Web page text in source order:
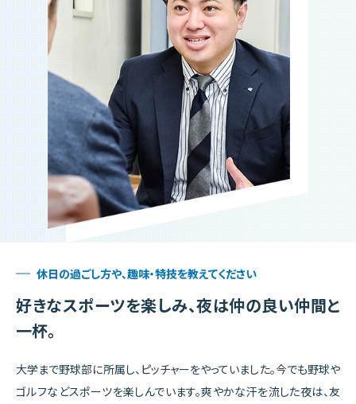
休日の過ごし方や、趣味・特技を教えてください
好きなスポーツを楽しみ、夜は仲の良い仲間と
一杯。
大学まで野球部に所属し、ピッチャーをやっていました。今でも野球や
ゴルフなどスポーツを楽しんでいます。爽やかな汗を流した夜は、友